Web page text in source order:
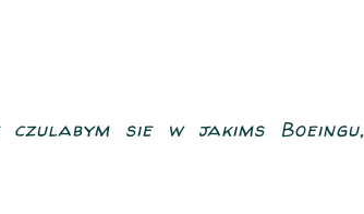
czulabym sie w jakims Boeingu,